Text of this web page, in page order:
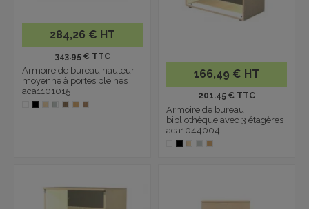
284,26 € HT
343.95 € TTC
Armoire de bureau hauteur
moyenne à portes pleines
aca1101015
166,49 € HT
201.45 € TTC
Armoire de bureau
bibliothèque avec 3 étagères
aca1044004